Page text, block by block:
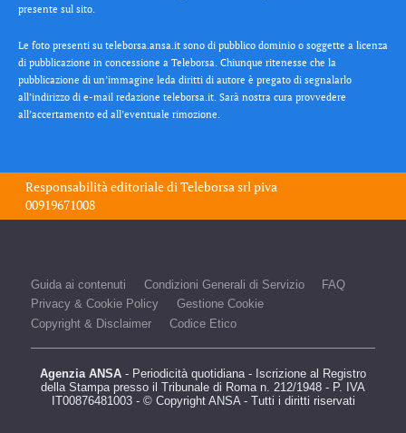
presente sul sito.
Le foto presenti su teleborsa.ansa.it sono di pubblico dominio o soggette a licenza
di pubblicazione in concessione a Teleborsa. Chiunque ritenesse che la
pubblicazione di un’immagine leda diritti di autore è pregato di segnalarlo
all’indirizzo di e-mail redazione teleborsa.it. Sarà nostra cura provvedere
all’accertamento ed all’eventuale rimozione.
Responsabilità editoriale diTeleborsa srlpiva
00919671008
Guida ai contenuti Condizioni Generali di Servizio
FAQ
Privacy & Cookie Policy
Gestione Cookie
Copyright & Disclaimer
Codice Etico
Agenzia ANSA - Periodicità quotidiana - Iscrizione al Registro
della Stampa presso il Tribunale di Roma n. 212/1948 - P. IVA
IT00876481003 - © Copyright ANSA - Tutti i diritti riservati